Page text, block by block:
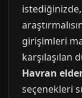
girişimleri
karşılaşılan
Havran
seçenekleri